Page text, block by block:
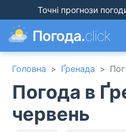
Точні прогнози
Погода.click
Головна > Ґренада >
Погода в
червень